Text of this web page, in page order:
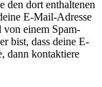
den dort enthaltenen
E-Mail-Adresse
von einem Spam-
bist, dass deine E-
dann kontaktiere